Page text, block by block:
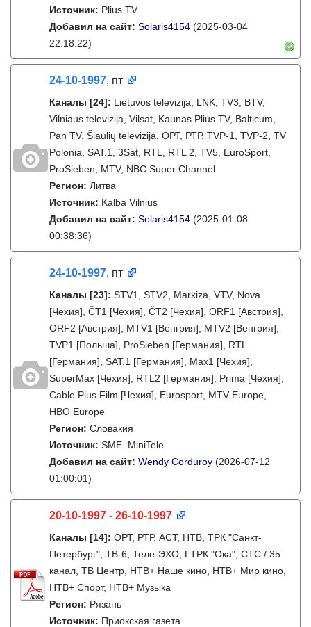
Источник: Plius TV
Добавил на сайт: Solaris4154 (2025-03-04
22:18:22)
24-10-1997, пт
Каналы [24]: Lietuvos televizija, LNK, TV3, BTV,
Vilniaus televizija, Vilsat, Kaunas Plius TV, Balticum,
Pan TV, Šiaulių televizija, ОРТ, РТР, TVP-1, TVP-2, TV
Polonia, SAT.1, 3Sat, RTL, RTL 2, TV5, EuroSport,
ProSieben, MTV, NBC Super Channel
Регион: Литва
Источник: Kalba Vilnius
Добавил на сайт: Solaris4154 (2025-01-08
00:38:36)
24-10-1997, пт
Каналы [23]: STV1, STV2, Markiza, VTV, Nova
[Чехия], ČT1 [Чехия], ČT2 [Чехия], ORF1 [Австрия],
ORF2 [Австрия], MTV1 [Венгрия], MTV2 [Венгрия],
TVP1 [Польша], ProSieben [Германия], RTL
[Германия], SAT.1 [Германия], Max1 [Чехия],
SuperMax [Чехия], RTL2 [Германия], Prima [Чехия],
Cable Plus Film [Чехия], Eurosport, MTV Europe,
HBO Europe
Регион: Словакия
Источник: SME. MiniTele
Добавил на сайт: Wendy Corduroy (2026-07-12
01:00:01)
20-10-1997 - 26-10-1997
Каналы [14]: ОРТ, РТР, АСТ, НТВ, ТРК "Санкт-
Петербург", ТВ-6, Теле-ЭХО, ГТРК "Ока", СТС / 35
канал, ТВ Центр, НТВ+ Наше кино, НТВ+ Мир кино,
НТВ+ Спорт, НТВ+ Музыка
Регион: Рязань
Источник: Приокская газета